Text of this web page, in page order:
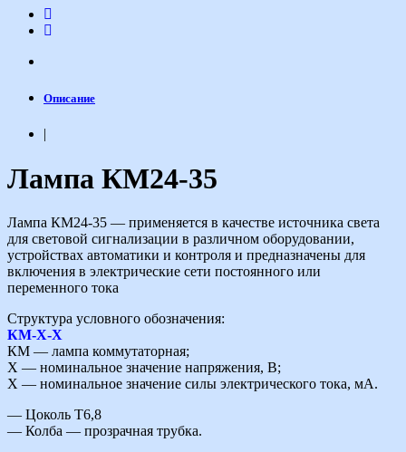
Описание
|
Лампа КМ24-35
Лампа КМ24-35 — применяется в качестве источника света
для световой сигнализации в различном оборудовании,
устройствах автоматики и контроля и предназначены для
включения в электрические сети постоянного или
переменного тока
Структура условного обозначения:
КМ-Х-Х
КМ — лампа коммутаторная;
Х — номинальное значение напряжения, В;
Х — номинальное значение силы электрического тока, мА.
— Цоколь Т6,8
— Колба — прозрачная трубка.